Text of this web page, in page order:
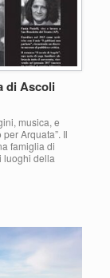
di Ascoli
musica, e
Arquata”. Il
famiglia di
luoghi della